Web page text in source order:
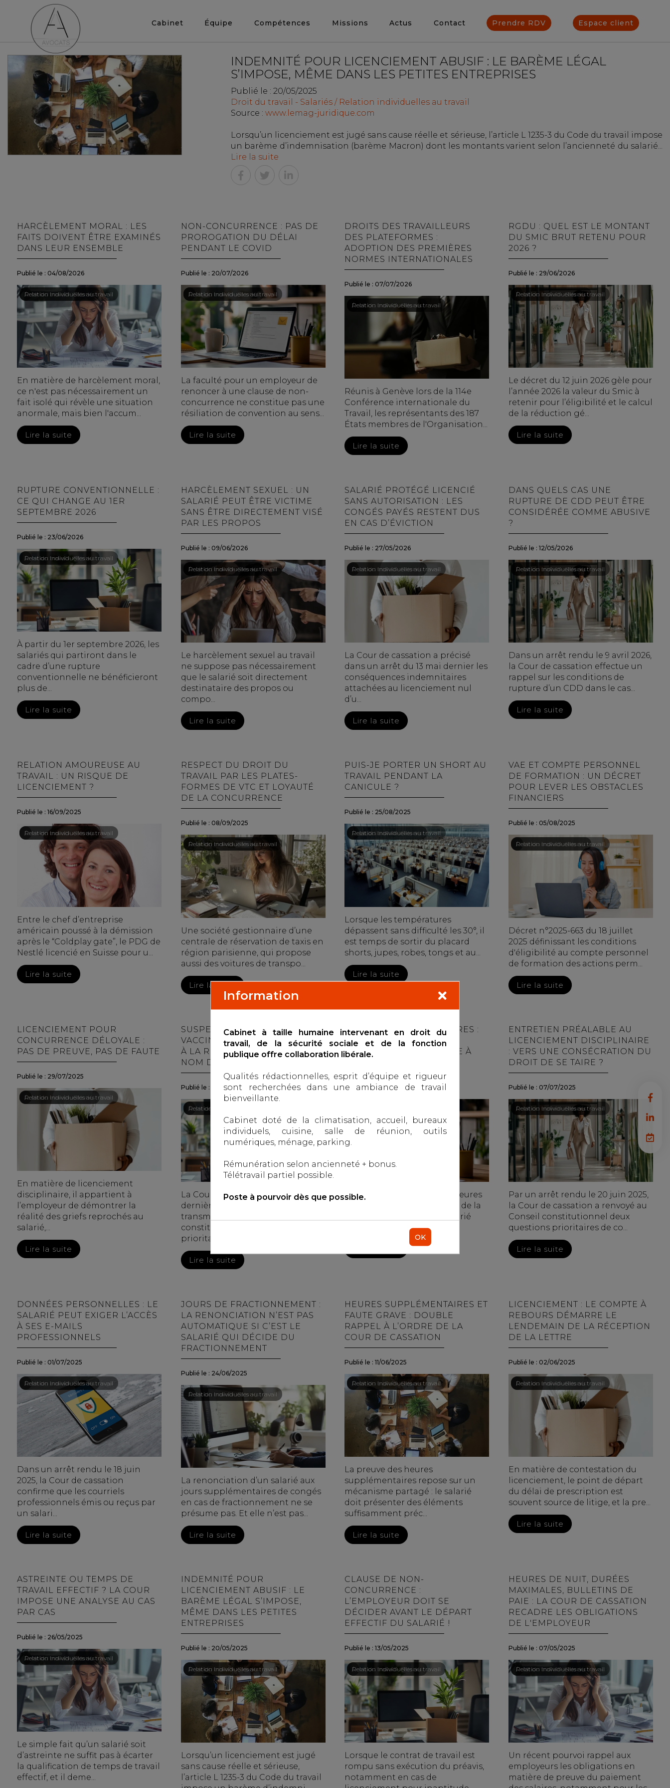
Cabinet Équipe Compétences Missions Actus Contact Prendre RDV Espace client
INDEMNITÉ POUR LICENCIEMENT ABUSIF : LE BARÈME LÉGAL
S’IMPOSE, MÊME DANS LES PETITES ENTREPRISES
Publié le : 20/05/2025
Droit du travail - Salariés / Relation individuelles au travail
Source : www.lemag-juridique.com
Lorsqu’un licenciement est jugé sans cause réelle et sérieuse, l’article L 1235-3 du Code du travail impose
un barème d’indemnisation (barème Macron) dont les montants varient selon l’ancienneté du salarié...
Lire la suite
HARCÈLEMENT MORAL : LES
FAITS DOIVENT ÊTRE EXAMINÉS
DANS LEUR ENSEMBLE
Publié le : 04/08/2026
Droit du travail - Salariés
/Relation individuelles au travail
En matière de harcèlement moral,
ce n'est pas nécessairement un
fait isolé qui révèle une situation
anormale, mais bien l'accum...
Lire la suite
NON-CONCURRENCE : PAS DE
PROROGATION DU DÉLAI
PENDANT LE COVID
Publié le : 20/07/2026
Droit du travail - Salariés
/Relation individuelles au travail
La faculté pour un employeur de
renoncer à une clause de non-
concurrence ne constitue pas une
résiliation de convention au sens...
Lire la suite
DROITS DES TRAVAILLEURS
DES PLATEFORMES :
ADOPTION DES PREMIÈRES
NORMES INTERNATIONALES
Publié le : 07/07/2026
Droit du travail - Salariés
/Relation individuelles au travail
Réunis à Genève lors de la 114e
Conférence internationale du
Travail, les représentants des 187
États membres de l'Organisation...
Lire la suite
RGDU : QUEL EST LE MONTANT
DU SMIC BRUT RETENU POUR
2026 ?
Publié le : 29/06/2026
Droit du travail - Salariés
/Relation individuelles au travail
Le décret du 12 juin 2026 gèle pour
l’année 2026 la valeur du Smic à
retenir pour l’éligibilité et le calcul
de la réduction gé...
Lire la suite
RUPTURE CONVENTIONNELLE :
CE QUI CHANGE AU 1ER
SEPTEMBRE 2026
Publié le : 23/06/2026
Droit du travail - Salariés
/Relation individuelles au travail
À partir du 1er septembre 2026, les
salariés qui partiront dans le
cadre d’une rupture
conventionnelle ne bénéficieront
plus de...
Lire la suite
HARCÈLEMENT SEXUEL : UN
SALARIÉ PEUT ÊTRE VICTIME
SANS ÊTRE DIRECTEMENT VISÉ
PAR LES PROPOS
Publié le : 09/06/2026
Droit du travail - Salariés
/Relation individuelles au travail
Le harcèlement sexuel au travail
ne suppose pas nécessairement
que le salarié soit directement
destinataire des propos ou
compo...
Lire la suite
SALARIÉ PROTÉGÉ LICENCIÉ
SANS AUTORISATION : LES
CONGÉS PAYÉS RESTENT DUS
EN CAS D’ÉVICTION
Publié le : 27/05/2026
Droit du travail - Salariés
/Relation individuelles au travail
La Cour de cassation a précisé
dans un arrêt du 13 mai dernier les
conséquences indemnitaires
attachées au licenciement nul
d’u...
Lire la suite
DANS QUELS CAS UNE
RUPTURE DE CDD PEUT ÊTRE
CONSIDÉRÉE COMME ABUSIVE
?
Publié le : 12/05/2026
Droit du travail - Salariés
/Relation individuelles au travail
Dans un arrêt rendu le 9 avril 2026,
la Cour de cassation effectue un
rappel sur les conditions de
rupture d’un CDD dans le cas...
Lire la suite
RELATION AMOUREUSE AU
TRAVAIL : UN RISQUE DE
LICENCIEMENT ?
Publié le :16/09/2025
Droit du travail - Salariés
/Relation individuelles au travail
Entre le chef d’entreprise
américain poussé à la démission
après le “Coldplay gate”, le PDG de
Nestlé licencié en Suisse pour u...
Lire la suite
RESPECT DU DROIT DU
TRAVAIL PAR LES PLATES-
FORMES DE VTC ET LOYAUTÉ
DE LA CONCURRENCE
Publié le : 08/09/2025
Droit du travail - Salariés
/Relation individuelles au travail
Une société gestionnaire d’une
centrale de réservation de taxis en
région parisienne, qui propose
aussi des voitures de transpo...
Lire la suite
PUIS-JE PORTER UN SHORT AU
TRAVAIL PENDANT LA
CANICULE ?
Publié le : 25/08/2025
Droit du travail - Salariés
/Relation individuelles au travail
Lorsque les températures
dépassent sans difficulté les 30°, il
est temps de sortir du placard
shorts, jupes, robes, tongs et au...
Lire la suite
VAE ET COMPTE PERSONNEL
DE FORMATION : UN DÉCRET
POUR LEVER LES OBSTACLES
FINANCIERS
Publié le : 05/08/2025
Droit du travail - Salariés
/Relation individuelles au travail
Décret n°2025-663 du 18 juillet
2025 définissant les conditions
d'éligibilité au compte personnel
de formation des actions perm...
Lire la suite
LICENCIEMENT POUR
CONCURRENCE DÉLOYALE :
PAS DE PREUVE, PAS DE FAUTE
Publié le : 29/07/2025
Droit du travail - Salariés
/Relation individuelles au travail
En matière de licenciement
disciplinaire, il appartient à
l’employeur de démontrer la
réalité des griefs reprochés au
salarié,...
Lire la suite
SUSPENSION POUR NON-
VACCINATION : PAS DE DÉPART
À LA RETRAITE ANTICIPÉ AU
NOM DE LA CONSTITUTION
Publié le : 22/07/2025
Droit du travail - Salariés
/Relation individuelles au travail
La Cour de cassation a
dernièrement refusé de
transmettre au Conseil
constitutionnel une question
prioritaire de constitutionna...
Lire la suite
HEURES SUPPLÉMENTAIRES :
L’EMPLOYEUR NE PEUT
RESTER SILENCIEUX FACE À
Publié le : 15/07/2025
En cas de litige relatif aux heures
supplémentaires, la charge de la
preuve est partagée : le salarié
doit produire des élément...
ENTRETIEN PRÉALABLE AU
LICENCIEMENT DISCIPLINAIRE
: VERS UNE CONSÉCRATION DU
DROIT DE SE TAIRE ?
Publié le : 07/07/2025
Droit du travail - Salariés
/Relation individuelles au travail
Par un arrêt rendu le 20 juin 2025,
la Cour de cassation a renvoyé au
Conseil constitutionnel deux
questions prioritaires de co...
Lire la suite
DONNÉES PERSONNELLES : LE
SALARIÉ PEUT EXIGER L’ACCÈS
À SES E-MAILS
PROFESSIONNELS
Publié le : 01/07/2025
Droit du travail - Salariés
/Relation individuelles au travail
Dans un arrêt rendu le 18 juin
2025, la Cour de cassation
confirme que les courriels
professionnels émis ou reçus par
un salari...
Lire la suite
JOURS DE FRACTIONNEMENT :
LA RENONCIATION N’EST PAS
AUTOMATIQUE SI C’EST LE
SALARIÉ QUI DÉCIDE DU
FRACTIONNEMENT
Publié le : 24/06/2025
Droit du travail - Salariés
/Relation individuelles au travail
La renonciation d’un salarié aux
jours supplémentaires de congés
en cas de fractionnement ne se
présume pas. Et elle n’est pas...
Lire la suite
HEURES SUPPLÉMENTAIRES ET
FAUTE GRAVE : DOUBLE
RAPPEL À L’ORDRE DE LA
COUR DE CASSATION
Publié le :11/06/2025
Droit du travail - Salariés
/Relation individuelles au travail
La preuve des heures
supplémentaires repose sur un
mécanisme partagé : le salarié
doit présenter des éléments
suffisamment préc...
Lire la suite
LICENCIEMENT : LE COMPTE À
REBOURS DÉMARRE LE
LENDEMAIN DE LA RÉCEPTION
DE LA LETTRE
Publié le : 02/06/2025
Droit du travail - Salariés
/Relation individuelles au travail
En matière de contestation du
licenciement, le point de départ
du délai de prescription est
souvent source de litige, et la pre...
Lire la suite
ASTREINTE OU TEMPS DE
TRAVAIL EFFECTIF ? LA COUR
IMPOSE UNE ANALYSE AU CAS
PAR CAS
Publié le : 26/05/2025
Droit du travail - Salariés
/Relation individuelles au travail
Le simple fait qu’un salarié soit
d’astreinte ne suffit pas à écarter
la qualification de temps de travail
effectif, et il deme...
INDEMNITÉ POUR
LICENCIEMENT ABUSIF : LE
BARÈME LÉGAL S’IMPOSE,
MÊME DANS LES PETITES
ENTREPRISES
Publié le : 20/05/2025
Droit du travail - Salariés
/Relation individuelles au travail
Lorsqu’un licenciement est jugé
sans cause réelle et sérieuse,
l’article L 1235-3 du Code du travail
CLAUSE DE NON-
CONCURRENCE :
L’EMPLOYEUR DOIT SE
DÉCIDER AVANT LE DÉPART
EFFECTIF DU SALARIÉ !
Publié le :13/05/2025
Droit du travail - Salariés
/Relation individuelles au travail
Lorsque le contrat de travail est
rompu sans exécution du préavis,
notamment en cas de
HEURES DE NUIT, DURÉES
MAXIMALES, BULLETINS DE
PAIE : LA COUR DE CASSATION
RECADRE LES OBLIGATIONS
DE L'EMPLOYEUR
Publié le : 07/05/2025
Droit du travail - Salariés
/Relation individuelles au travail
Un récent pourvoi rappel aux
employeurs les obligations en
matière de preuve du paiement
Information
Cabinet à taille humaine intervenant en droit du
travail, de la sécurité sociale et de la fonction
publique offre collaboration libérale.
Qualités rédactionnelles, esprit d’équipe et rigueur
sont recherchées dans une ambiance de travail
bienveillante.
Cabinet doté de la climatisation, accueil, bureaux
individuels, cuisine, salle de réunion, outils
numériques, ménage, parking.
Rémunération selon ancienneté + bonus.
Télétravail partiel possible.
Poste à pourvoir dès que possible.
OK